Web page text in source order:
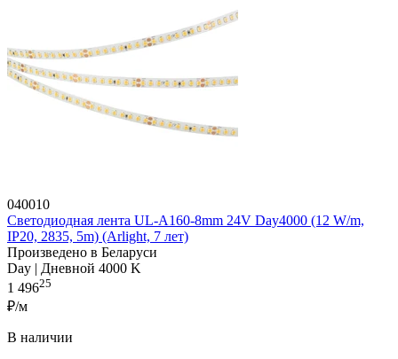
040010
Светодиодная лента UL-A160-8mm 24V Day4000 (12 W/m,
IP20, 2835, 5m) (Arlight, 7 лет)
Произведено в Беларуси
Day | Дневной 4000 K
1 49625
₽/м
В наличии